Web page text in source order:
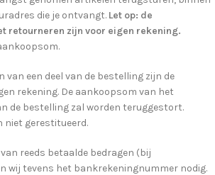
die je ontvangt. Let op: de
retourneren zijn voor eigen rekening.
van een deel van de bestelling zijn de
rekening. De aankoopsom van het
de bestelling zal worden teruggestort.
niet gerestitueerd.
reeds betaalde bedragen (bij
wij tevens het bankrekeningnummer nodig.